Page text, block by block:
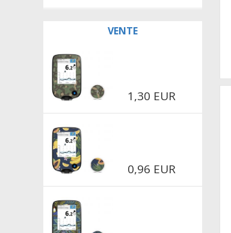
VENTE
1,30 EUR
0,96 EUR